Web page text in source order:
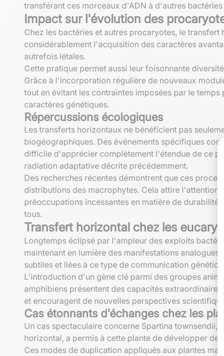
transférant ces morceaux d'ADN à d'autres
Impact sur l'évolution des
Chez les bactéries et autres procaryotes, le
considérablement l'acquisition des caractères
autrefois létales.
Cette pratique permet aussi leur foisonnante
Grâce à l'incorporation régulière de nouveaux
tout en évitant les contraintes imposées par le
caractères génétiques.
Répercussions écologiques
Les transferts horizontaux ne bénéficient pas
biogéographiques. Des événements spécifiques
difficile d'apprécier complètement l'étendue de ce
radiation adaptative décrite précédemment.
Des recherches récentes démontrent que ces
distributions des macrophytes. Cela attire
préoccupations incessantes en matière de
tous.
Transfert horizontal chez les
Longtemps éclipsé par l'ampleur des exploits
maintenant en lumière des manifestations
subtiles et liées à ce type de communication
L'introduction d'un gène clé parmi des groupes
amphibiens présentent des capacités
et encouragent de nouvelles perspectives
Cas étonnants d'échanges chez les
Un cas spectaculaire concerne Spartina
horizontal, a permis à cette plante de développer
Ces modes de duplication appliqués aux plantes